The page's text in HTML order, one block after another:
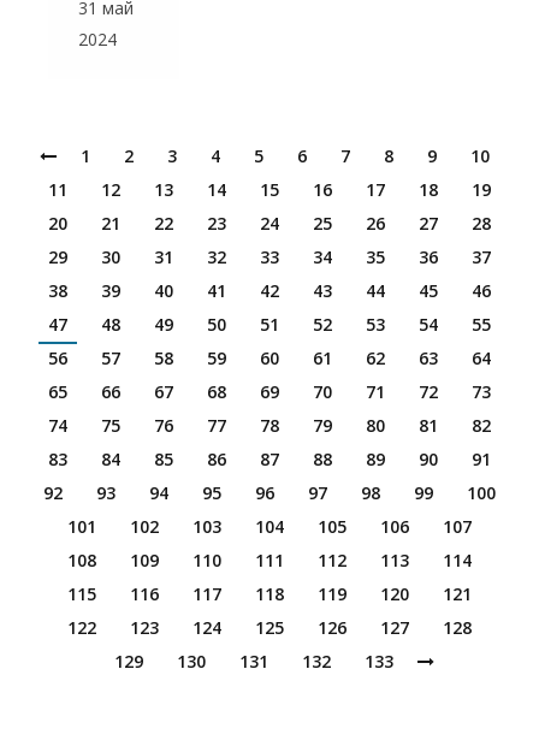
31 май
2024
1 2 3 4 5 6 7 8 9
10
11
12 13 14 15 16 17 18
19
20
21 22 23 24 25 26 27
28
29
30 31 32 33 34 35 36
37
38
39 40 41 42 43 44 45
46
47
48 49 50 51 52 53 54
55
56
57 58 59 60 61 62 63
64
65
66 67 68 69 70 71 72
73
74
75 76 77 78 79 80 81
82
83
84 85 86 87 88 89 90
91
92
93 94 95 96 97 98 99
100
101
102 103 104 105 106
107
108
109 110 111 112 113
114
115
116 117 118 119 120
121
122
123 124 125 126 127
128
129
130 131 132 133